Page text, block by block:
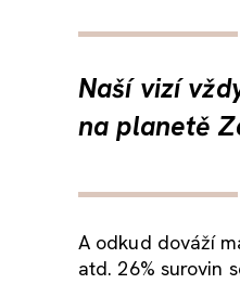
Naší vizí
na planetě
A odkud dováží
atd. 26% surovin